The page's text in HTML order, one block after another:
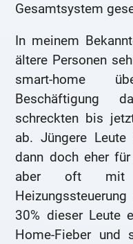
Gesamtsystem
In meinem
ältere Personen
smart-home
Beschäftigung
schreckten bis
ab. Jüngere
dann doch eher
aber oft mit
30% dieser Leute
Home-Fieber und